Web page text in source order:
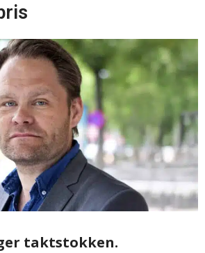
taktstokken.